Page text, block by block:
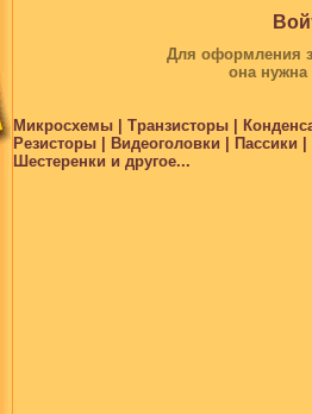
Для оформления
она
Микросхемы | Транзисторы |
Резисторы | Видеоголовки |
Шестеренки и другое...